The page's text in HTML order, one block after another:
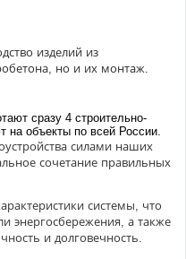
изделий из
но и их монтаж.
сразу 4 строительно-
на объекты по всей России.
силами наших
сочетание правильных
системы, что
энергосбережения, а также
и долговечность.